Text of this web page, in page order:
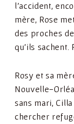
l’accident,
mère, Rose
des proches
qu’ils sachent.
Rosy et sa
Nouvelle-
sans mari,
chercher